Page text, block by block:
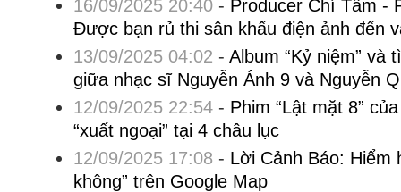
16/09/2025 20:40- Producer Chí Tâm -
Được bạn rủ thi sân khấu điện ảnh đến
13/09/2025 04:02 - Album “Kỷ niệm” và
giữa nhạc sĩ Nguyễn Ánh 9 và Nguyễn
12/09/2025 22:54- Phim “Lật mặt 8”
“xuất ngoại” tại 4 châu lục
12/09/2025 17:08 - Lời Cảnh Báo: Hiểm
không” trên Google Map